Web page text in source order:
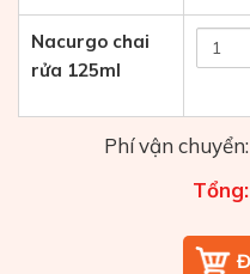
Nacurgo chai
rửa 125ml
Phí vận chuyển:
Tổng: